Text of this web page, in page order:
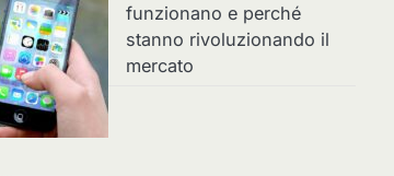
funzionano e perché
stanno rivoluzionando il
mercato